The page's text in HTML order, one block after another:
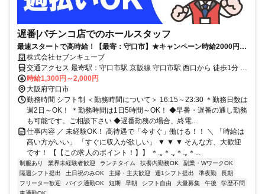
遅番|パチンコ店でのホールスタッフ
最速スタートで高時給！【最寄：守口市】★キャンペーン時給2000円★
週2日～＆短時間も可能！しっかり稼げる◎月収30万円以上可能！
株式会社セブンキューブ
交通アクセス 最寄駅：守口市駅 京阪線 守口市駅 西口から 徒歩1分 /
M谷町線 守口駅 徒歩5分
時給1,300円～2,000円
大阪府守口市
勤務時間 シフト制 ＜勤務時間について＞ 16:15～23:30 ＊勤務日数は
週2日～OK！ ＊勤務時間は1日5時間～OK！ ◆早番・遅番の通し勤務
も可能です。ご相談下さい ◆遅番勤務の場合、終電...
仕事内容 ／ 未経験OK！ 高待遇で「今すぐ」働ける！！ ＼ 「時給は
高い方がいい」 「すぐに収入が欲しい」 ▼ ▼ ▼ そんな方、大歓迎
です！ 【【この求人のポイント！】】 ＊.｡＊.｡＊.｡＊...
制服あり 業界未経験者歓迎 ランチタイム 扶養内勤務OK
副業・WワークOK
隔週シフト提出
土日祝のみOK 主婦・主夫歓迎 週1シフト提出 準夜勤
長期
フリーター歓迎
バイク通勤OK 短期 早朝 シフト自由 大量募集 午後
学歴不問